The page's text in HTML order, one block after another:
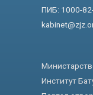
ПИБ: 1000-
Институт